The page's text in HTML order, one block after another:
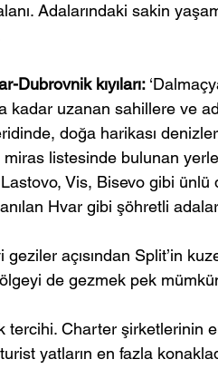
Adalarındaki sakin
Dubrovnik kıyıları:
kadar uzanan sahillere ve
doğa harikası
listesinde bulunan
Vis, Bisevo gibi ünlü
Hvar gibi şöhretli
geziler açısından Split’in
de gezmek pek
tercihi. Charter şirketlerinin
yatların en fazla